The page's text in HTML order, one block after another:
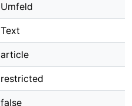
Umfeld
Text
article
restricted
false